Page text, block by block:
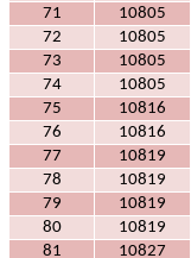
71
10805
72
10805
73
10805
74
10805
75
10816
76
10816
77
10819
78
10819
79
10819
80
10819
81
10827